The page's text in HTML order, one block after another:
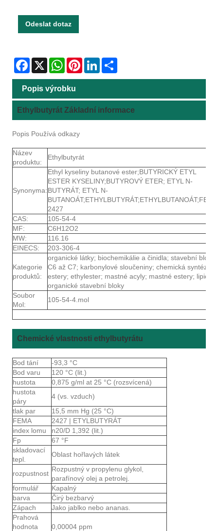
Odeslat dotaz
Facebook
X WhatsAppPinterestLinkedIn
Popis výrobku
Ethylbutyrát Základní informace
Popis Používá odkazy
Název
produktu:
Ethylbutyrát
Synonyma:
Ethyl kyseliny butanové ester;BUTYRICKÝ ETYL
ESTER KYSELINY;BUTYROVÝ ETER; ETYL N-
BUTYRÁT; ETYL N-
BUTANOÁT;ETHYLBUTYRÁT;ETHYLBUTANOÁT;FEMA
2427
CAS:
105-54-4
MF:
C6H12O2
MW:
116.16
EINECS:
203-306-4
Kategorie
produktů:
organické látky; biochemikálie a činidla; stavební bloky;
C6 až C7; karbonylové sloučeniny; chemická syntéza;
estery; ethylester; mastné acyly; mastné estery; lipidy;
organické stavební bloky
Soubor
Mol:
105-54-4.mol
Chemické vlastnosti ethylbutyrátu
Bod tání
-93,3 °C
Bod varu
120 °C (lit.)
hustota
0,875 g/ml at 25 °C (rozsvícená)
hustota
páry
4 (vs. vzduch)
tlak par
15,5 mm Hg (25 °C)
FEMA
2427 | ETYLBUTYRÁT
index lomu
n20/D 1,392 (lit.)
Fp
67 °F
skladovací
tepl.
Oblast hořlavých látek
rozpustnost
Rozpustný v propylenu glykol,
parafínový olej a petrolej.
formulář
Kapalný
barva
Čirý bezbarvý
Zápach
Jako jablko nebo ananas.
Prahová
hodnota
0,00004 ppm